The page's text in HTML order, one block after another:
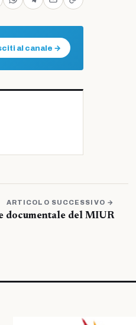
al canale →
ARTICOLO SUCCESSIVO →
documentale del MIUR